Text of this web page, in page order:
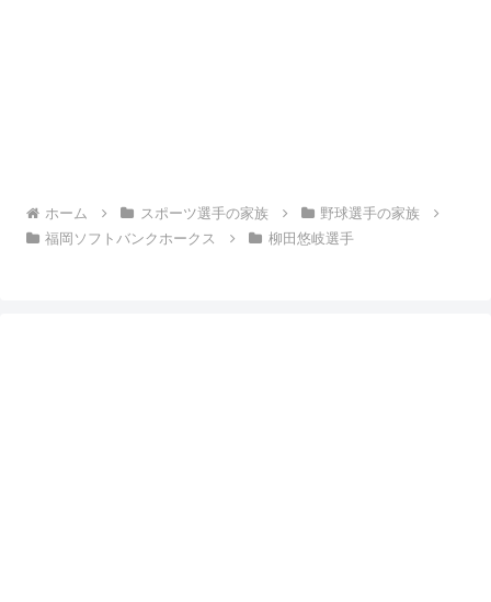
ホーム スポーツ選手の家族
野球選手の家族
福岡ソフトバンクホークス
柳田悠岐選手